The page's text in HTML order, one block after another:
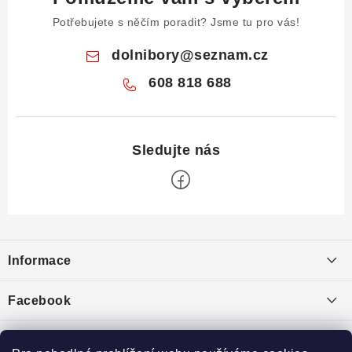
Potřebujete s něčím poradit? Jsme tu pro vás!
dolnibory@seznam.cz
608 818 688
p
a
í
Informace
Puncovní značky
Facebook